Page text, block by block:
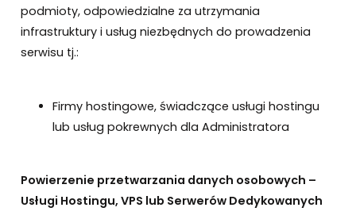
podmioty, odpowiedzialne za utrzymania
infrastruktury i usług niezbędnych do prowadzenia
serwisu tj.:
Firmy hostingowe, świadczące usługi hostingu
lub usług pokrewnych dla Administratora
Powierzenie przetwarzania danych osobowych –
Usługi Hostingu, VPS lub Serwerów Dedykowanych